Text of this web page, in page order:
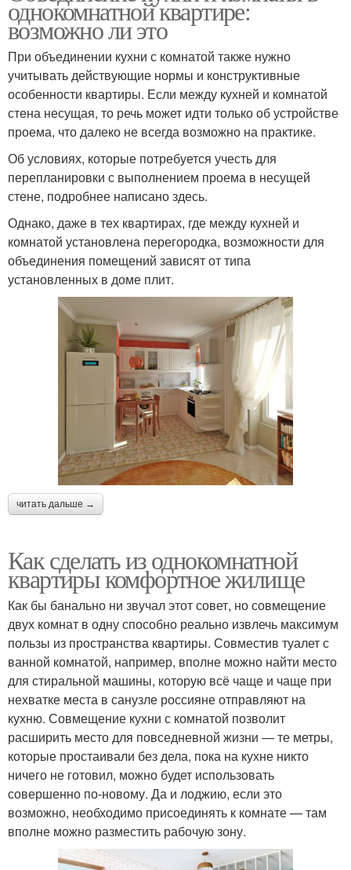
однокомнатной квартире:
возможно ли это
При объединении кухни с комнатой также нужно
учитывать действующие нормы и конструктивные
особенности квартиры. Если между кухней и комнатой
стена несущая, то речь может идти только об устройстве
проема, что далеко не всегда возможно на практике.
Об условиях, которые потребуется учесть для
перепланировки с выполнением проема в несущей
стене, подробнее написано здесь.
Однако, даже в тех квартирах, где между кухней и
комнатой установлена перегородка, возможности для
объединения помещений зависят от типа
установленных в доме плит.
читать дальше →
Как сделать из однокомнатной
квартиры комфортное жилище
Как бы банально ни звучал этот совет, но совмещение
двух комнат в одну способно реально извлечь максимум
пользы из пространства квартиры. Совместив туалет с
ванной комнатой, например, вполне можно найти место
для стиральной машины, которую всё чаще и чаще при
нехватке места в санузле россияне отправляют на
кухню. Совмещение кухни с комнатой позволит
расширить место для повседневной жизни — те метры,
которые простаивали без дела, пока на кухне никто
ничего не готовил, можно будет использовать
совершенно по-новому. Да и лоджию, если это
возможно, необходимо присоединять к комнате — там
вполне можно разместить рабочую зону.